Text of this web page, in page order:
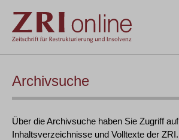
Archivsuche
Über die Archivsuche haben Sie Zugriff
Inhaltsverzeichnisse und Volltexte der